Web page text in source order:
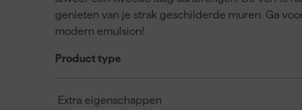
genieten van je strak geschilderde muren. Ga
modern emulsion!
Product type
Extra eigenschappen